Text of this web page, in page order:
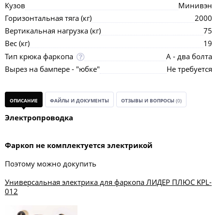
Кузов
Минивэн
Горизонтальная тяга (кг)
2000
Вертикальная нагрузка (кг)
75
Вес (кг)
19
Тип крюка фаркопа
А - два болта
Вырез на бампере - "юбке"
Не требуется
ОПИСАНИЕ ФАЙЛЫ И ДОКУМЕНТЫ ОТЗЫВЫ И ВОПРОСЫ (0)
Электропроводка
Фаркоп не комплектуется электрикой
Поэтому можно докупить
Универсальная электрика для фаркопа ЛИДЕР ПЛЮС KPL-
012